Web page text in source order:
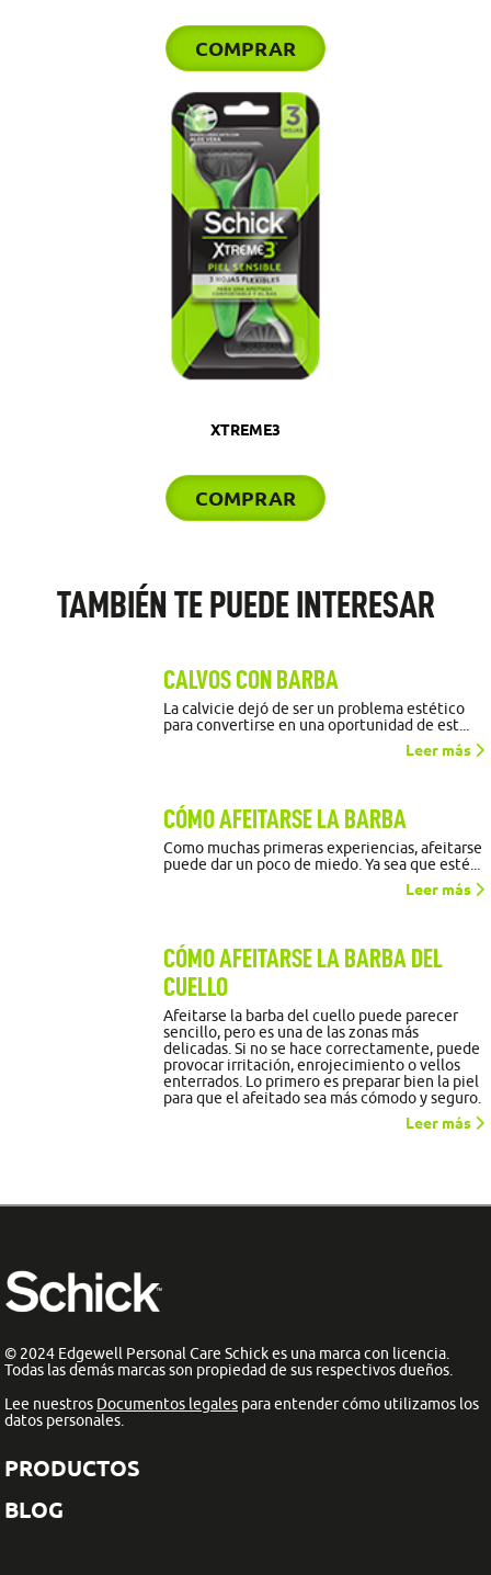
COMPRAR
XTREME3
COMPRAR
TAMBIÉN TE PUEDE INTERESAR
CALVOS CON BARBA
La calvicie dejó de ser un problema estético
para convertirse en una oportunidad de est...
Leer más
CÓMO AFEITARSE LA BARBA
Como muchas primeras experiencias, afeitarse
puede dar un poco de miedo. Ya sea que esté...
Leer más
CÓMO AFEITARSE LA BARBA DEL
CUELLO
Afeitarse la barba del cuello puede parecer
sencillo, pero es una de las zonas más
delicadas. Si no se hace correctamente, puede
provocar irritación, enrojecimiento o vellos
enterrados. Lo primero es preparar bien la piel
para que el afeitado sea más cómodo y seguro.
Leer más
© 2024 Edgewell Personal Care Schick es una marca con licencia.
Todas las demás marcas son propiedad de sus respectivos dueños.
Lee nuestros Documentos legales para entender cómo utilizamos los
datos personales.
PRODUCTOS
BLOG